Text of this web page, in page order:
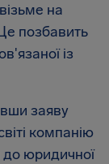
на
позбавить
із
заяву
компанію
до юридичної